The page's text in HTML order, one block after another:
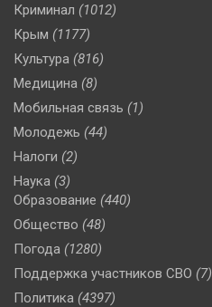
Криминал (1012)
Крым (1177)
Культура (816)
Медицина (8)
Мобильная связь (1)
Молодежь (44)
Налоги (2)
Наука (3)
Образование (440)
Общество (48)
Погода (1280)
Поддержка участников СВО (7)
Политика (4397)